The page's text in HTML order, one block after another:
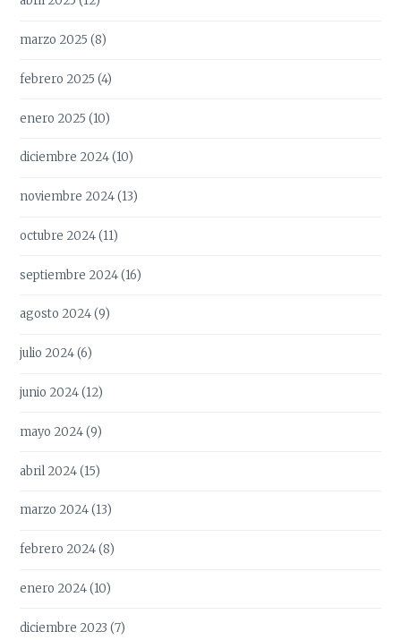
marzo 2025 (8)
febrero 2025 (4)
enero 2025 (10)
diciembre 2024(10)
noviembre 2024(13)
octubre 2024(11)
septiembre 2024(16)
agosto 2024(9)
julio 2024(6)
junio 2024(12)
mayo 2024(9)
abril 2024(15)
marzo 2024(13)
febrero 2024(8)
enero 2024(10)
diciembre 2023 (7)